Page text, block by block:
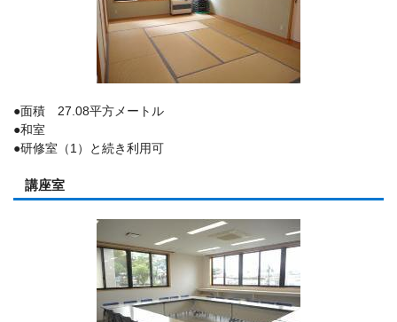
●面積 27.08平方メートル
●和室
●研修室（1）と続き利用可
講座室